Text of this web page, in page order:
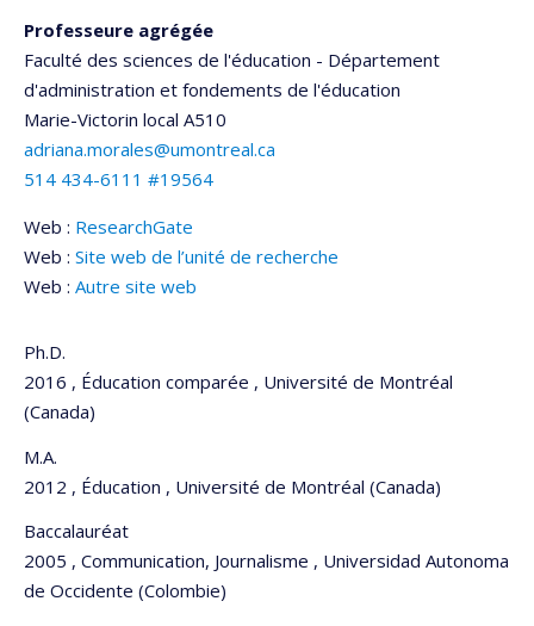
Professeure agrégée
Faculté des sciences de l'éducation - Département
d'administration et fondements de l'éducation
Marie-Victorin local A510
adriana.morales@umontreal.ca
514 434-6111 #19564
Web : ResearchGate
Web : Site web de l’unité de recherche
Web : Autre site web
Ph.D.
2016 , Éducation comparée , Université de Montréal
(Canada)
M.A.
2012 , Éducation , Université de Montréal (Canada)
Baccalauréat
2005 , Communication, Journalisme , Universidad Autonoma
de Occidente (Colombie)